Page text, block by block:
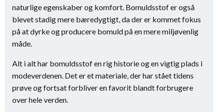
naturlige egenskaber og komfort. Bomuldsstof er også
blevet stadig mere bæredygtigt, da der er kommet fokus
på at dyrke og producere bomuld på en mere miljøvenlig
måde.
Alt i alt har bomuldsstof en rig historie og en vigtig plads i
modeverdenen. Det er et materiale, der har stået tidens
prøve og fortsat forbliver en favorit blandt forbrugere
over hele verden.